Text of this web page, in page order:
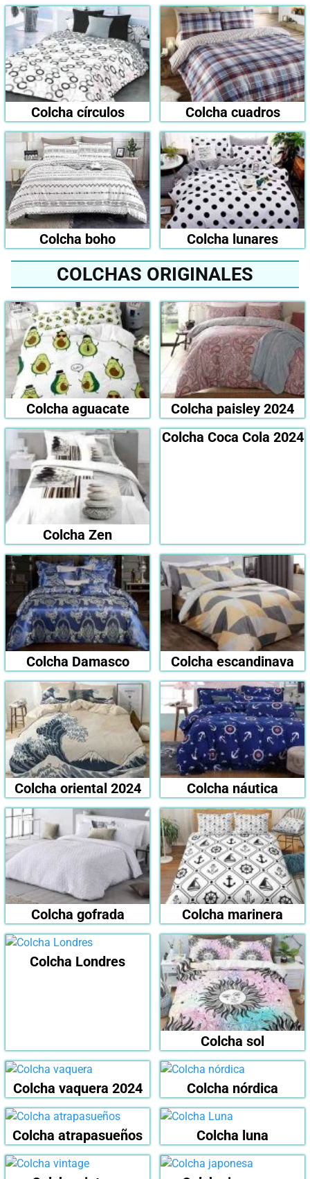
Colcha círculos Colcha cuadros
Colcha boho Colcha lunares
COLCHAS ORIGINALES
Colcha aguacate Colcha paisley 2024
Colcha Zen
Colcha Coca Cola 2024
Colcha Damasco Colcha escandinava
Colcha oriental 2024 Colcha náutica
Colcha gofrada Colcha marinera
Colcha Londres
Colcha sol
Colcha vaquera 2024 Colcha nórdica
Colcha atrapasueños Colcha luna